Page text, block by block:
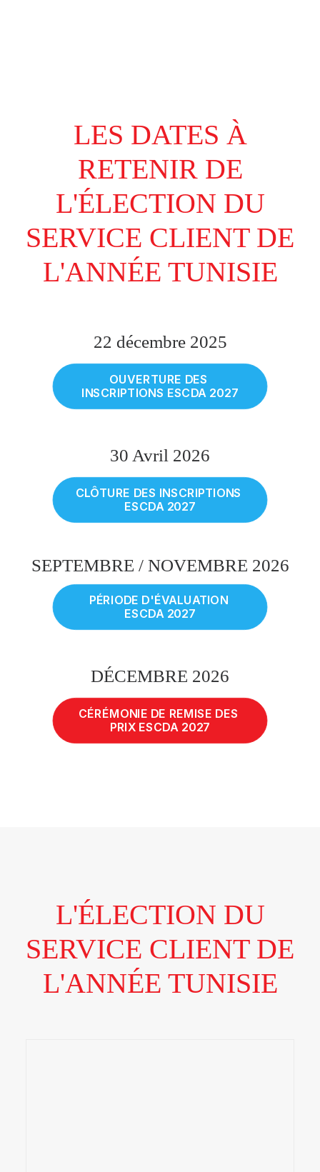
LES DATES À
RETENIR DE
L'ÉLECTION DU
SERVICE CLIENT DE
L'ANNÉE TUNISIE
22 décembre 2025
OUVERTURE DES
INSCRIPTIONS ESCDA 2027
30 Avril 2026
CLÔTURE DES INSCRIPTIONS
ESCDA 2027
SEPTEMBRE / NOVEMBRE 2026
PÉRIODE D'ÉVALUATION
ESCDA 2027
DÉCEMBRE 2026
CÉRÉMONIE DE REMISE DES
PRIX ESCDA 2027
L'ÉLECTION DU
SERVICE CLIENT DE
L'ANNÉE TUNISIE